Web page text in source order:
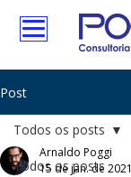
Post
Todos os posts
Todos os posts
Arnaldo Poggi
15 de jan. de 2021